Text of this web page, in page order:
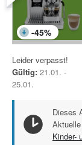
-45%
Leider verpasst!
Gültig: 21.01. -
25.01.
Dieses
Kinder-